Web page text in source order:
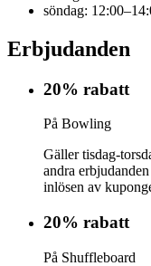
söndag:
Erbjudanden
20% rabatt
På Bowling
Gäller tisdag-
andra
inlösen av
20% rabatt
På Shuffleboard